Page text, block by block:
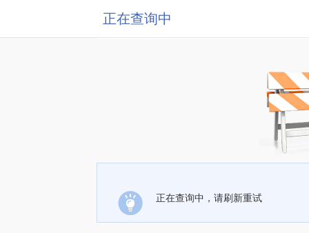
正在查询中
正在查询中，请刷新重试